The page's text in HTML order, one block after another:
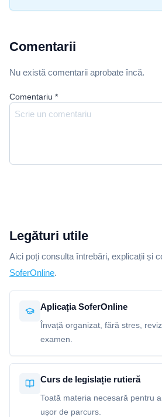
Comentarii
Nu există comentarii aprobate încă.
Comentariu *
Legături utile
Aici poți consulta întrebări, explicații și
SoferOnline.
Aplicația SoferOnline
Învață organizat, fără stres,
examen.
Curs de legislație rutieră
Toată materia necesară pentru
ușor de parcurs.